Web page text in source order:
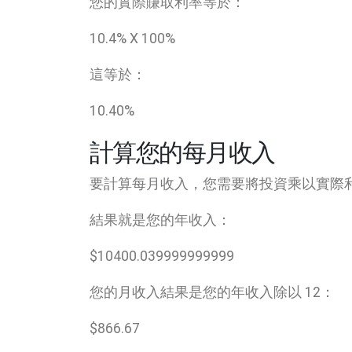
10.4% X 100%
這等於：
10.40%
計算您的每月收入
要計算每月收入，您需要將投資乘以實際
結果就是您的年收入：
$10400.039999999999
您的月收入結果是您的年收入除以 12：
$866.67